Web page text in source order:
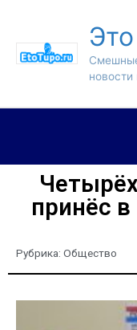
новости
принёс
Рубрика: Общество